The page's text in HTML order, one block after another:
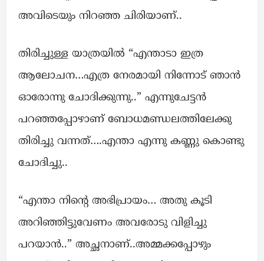
അവിടെയും നിറഞ്ഞ ചിരിയാണ്..
തിരിച്ചുള്ള യാത്രയിൽ “എന്താടാ ഇത്ര
ആലോചന…എത്ര നേരമായി നിന്നോട് ഞാൻ
ഓരോന്നു ചോദിക്കുന്നു..” എന്നുചേട്ടൻ
പറഞ്ഞപ്പോഴാണ് ബോധമണ്ഡലത്തിലേക്കു
തിരിച്ചു വന്നത്….എന്താ എന്നു കണ്ണു കൊണ്ടു
ചോദിച്ചു..
“എന്താ നിന്റെ അഭിപ്രായം… അതു കൂടി
അറിഞ്ഞിട്ടുവേണം അവരോടു വിളിച്ചു
പറയാൻ..” അച്ഛനാണ്..അമ്മക്കപ്പോഴും